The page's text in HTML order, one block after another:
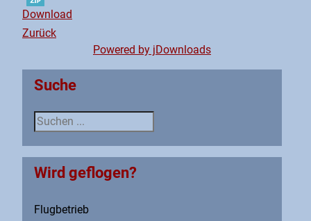
Download
Zurück
Powered by jDownloads
Suche
Suche
Wird geflogen?
Flugbetrieb